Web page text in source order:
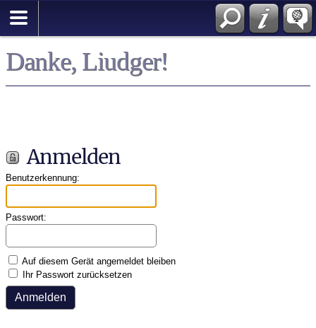
Danke, Liudger!
Anmelden
Benutzerkennung:
Passwort:
Auf diesem Gerät angemeldet bleiben
Ihr Passwort zurücksetzen